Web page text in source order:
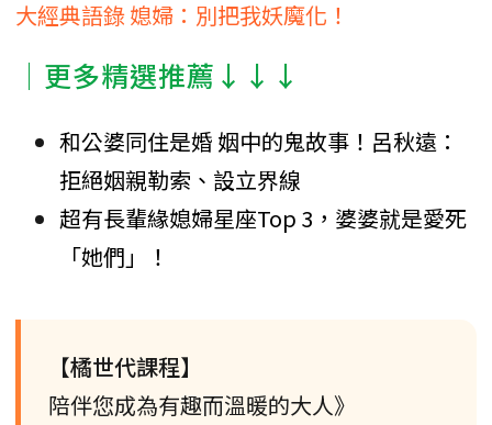
大經典語錄 媳婦：別把我妖魔化！
│更多精選推薦↓↓↓
和公婆同住是婚 姻中的鬼故事！呂秋遠：
拒絕姻親勒索、設立界線
超有長輩緣媳婦星座Top 3，婆婆就是愛死
「她們」！
【橘世代課程】
陪伴您成為有趣而溫暖的大人》